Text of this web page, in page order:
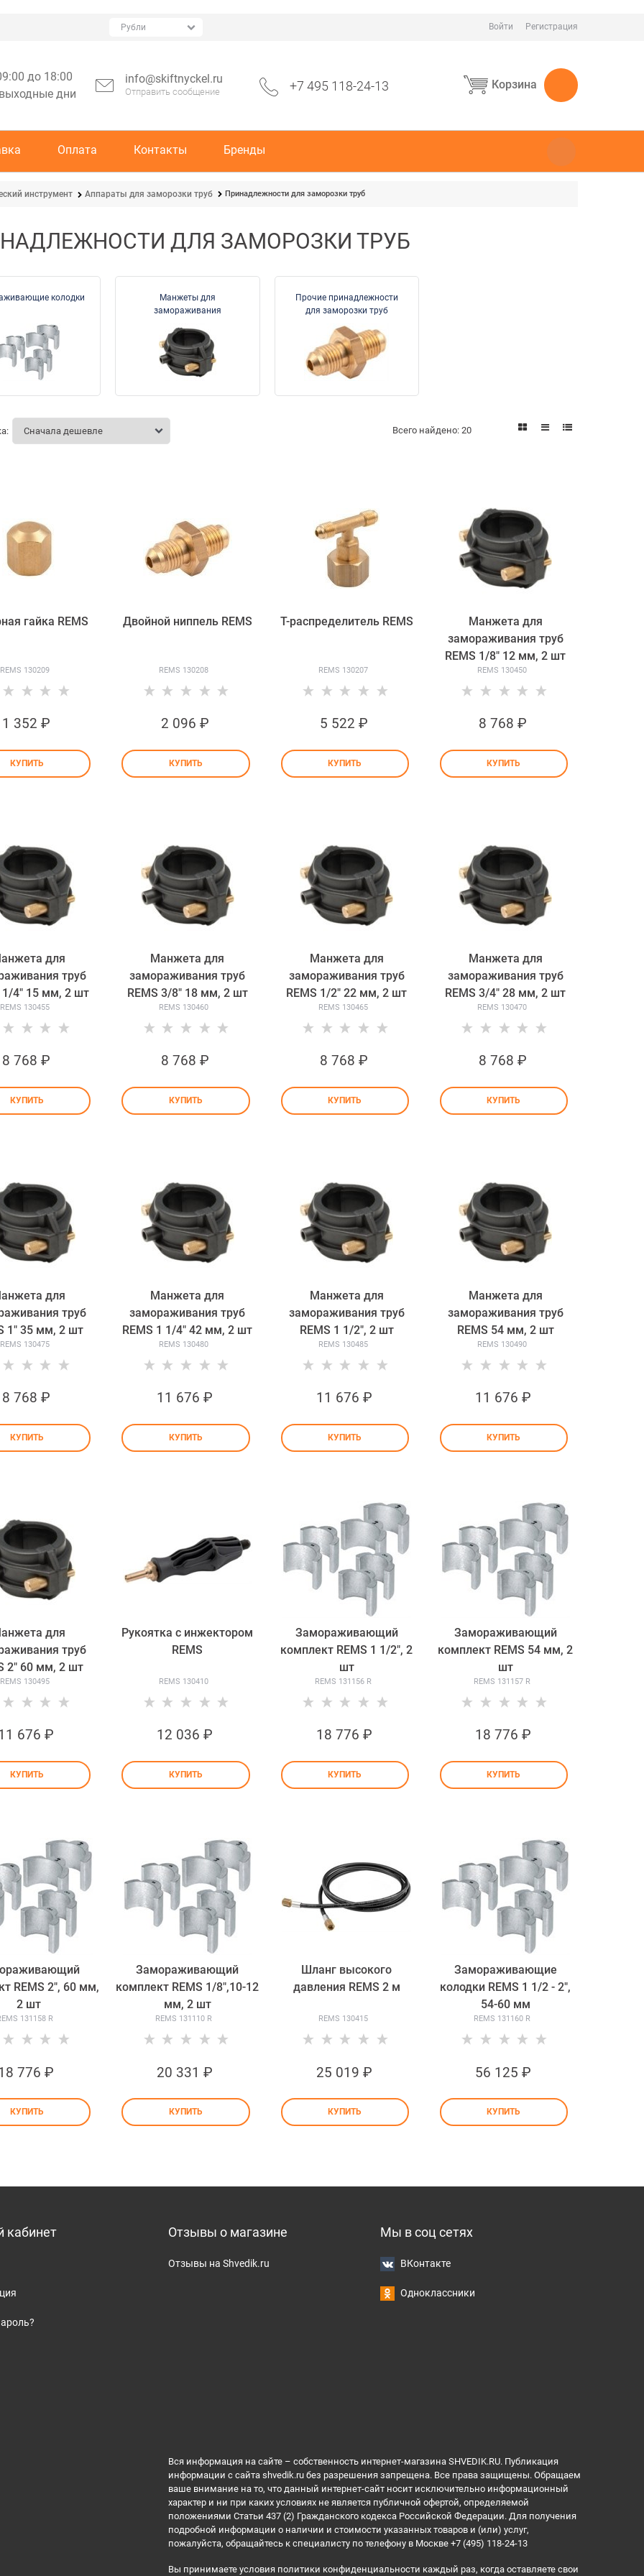
Войти Регистрация
до 18:00
дни
info@skiftnyckel.ru
Отправить сообщение +7 495 118-24-13 Корзина
Оплата Контакты Бренды
инструмент Аппараты для заморозки труб Принадлежности для заморозки труб
ДЛЯ ЗАМОРОЗКИ ТРУБ
колодки
Манжеты для
замораживания
Прочие принадлежности
для заморозки труб
Всего найдено: 20
гайка REMS
REMS 130209
1 352 ₽
КУПИТЬ
Двойной ниппель REMS
REMS 130208
2 096 ₽
КУПИТЬ
Т-распределитель REMS
REMS 130207
5 522 ₽
КУПИТЬ
Манжета для
замораживания труб
REMS 1/8" 12 мм, 2 шт
REMS 130450
8 768 ₽
КУПИТЬ
для
труб
1/4" 15 мм, 2 шт
REMS 130455
8 768 ₽
КУПИТЬ
Манжета для
замораживания труб
REMS 3/8" 18 мм, 2 шт
REMS 130460
8 768 ₽
КУПИТЬ
Манжета для
замораживания труб
REMS 1/2" 22 мм, 2 шт
REMS 130465
8 768 ₽
КУПИТЬ
Манжета для
замораживания труб
REMS 3/4" 28 мм, 2 шт
REMS 130470
8 768 ₽
КУПИТЬ
для
труб
1" 35 мм, 2 шт
REMS 130475
8 768 ₽
КУПИТЬ
Манжета для
замораживания труб
REMS 1 1/4" 42 мм, 2 шт
REMS 130480
11 676 ₽
КУПИТЬ
Манжета для
замораживания труб
REMS 1 1/2", 2 шт
REMS 130485
11 676 ₽
КУПИТЬ
Манжета для
замораживания труб
REMS 54 мм, 2 шт
REMS 130490
11 676 ₽
КУПИТЬ
для
труб
2" 60 мм, 2 шт
REMS 130495
676 ₽
КУПИТЬ
Рукоятка с инжектором
REMS
REMS 130410
12 036 ₽
КУПИТЬ
Замораживающий
комплект REMS 1 1/2", 2
шт
REMS 131156 R
18 776 ₽
КУПИТЬ
Замораживающий
комплект REMS 54 мм, 2
шт
REMS 131157 R
18 776 ₽
КУПИТЬ
REMS 2", 60 мм,
2 шт
131158 R
776 ₽
КУПИТЬ
Замораживающий
комплект REMS 1/8",10-12
мм, 2 шт
REMS 131110 R
20 331 ₽
КУПИТЬ
Шланг высокого
давления REMS 2 м
REMS 130415
25 019 ₽
КУПИТЬ
Замораживающие
колодки REMS 1 1/2 - 2",
54-60 мм
REMS 131160 R
56 125 ₽
КУПИТЬ
кабинет Отзывы о магазине
Отзывы на Shvedik.ru
Мы в соц сетях
ВКонтакте
Одноклассники
Вся информация на сайте – собственность интернет-магазина SHVEDIK.RU. Публикация
информации с сайта shvedik.ru без разрешения запрещена. Все права защищены. Обращаем
ваше внимание на то, что данный интернет-сайт носит исключительно информационный
характер и ни при каких условиях не является публичной офертой, определяемой
положениями Статьи 437 (2) Гражданского кодекса Российской Федерации. Для получения
подробной информации о наличии и стоимости указанных товаров и (или) услуг,
пожалуйста, обращайтесь к специалисту по телефону в Москве +7 (495) 118-24-13
Вы принимаете условия политики конфиденциальности каждый раз, когда оставляете свои